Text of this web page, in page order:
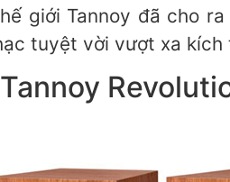
giới Tannoy đã cho ra
tuyệt vời vượt xa